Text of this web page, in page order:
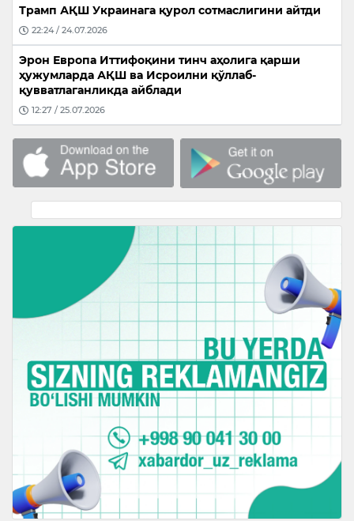
Трамп АҚШ Украинага қурол сотмаслигини айтди
22:24 / 24.07.2026
Эрон Европа Иттифоқини тинч аҳолига қарши
ҳужумларда АҚШ ва Исроилни қўллаб-
қувватлаганликда айблади
12:27 / 25.07.2026